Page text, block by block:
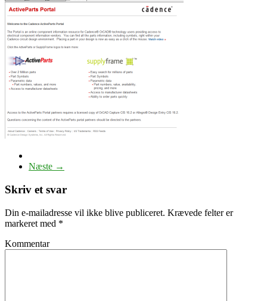
Næste →
Skriv et svar
Din e-mailadresse vil ikke blive publiceret. Krævede felter er
markeret med *
Kommentar